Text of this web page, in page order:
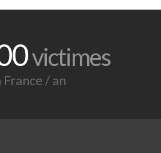
victimes
France / an